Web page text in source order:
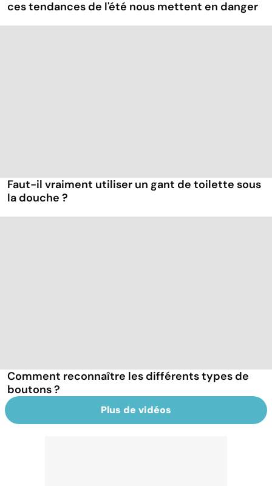
ces tendances de l'été nous mettent en danger
Faut-il vraiment utiliser un gant de toilette sous
la douche ?
Comment reconnaître les différents types de
boutons ?
Plus de vidéos